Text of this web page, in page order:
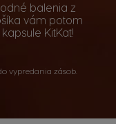
balenia z
vám potom
KitKat!
vypredania zásob.